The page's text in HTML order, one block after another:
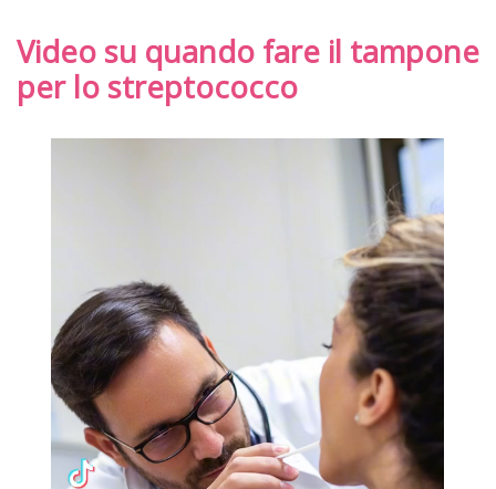
Video su quando fare il tampone
per lo streptococco